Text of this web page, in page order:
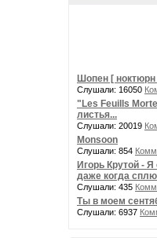
Шопен [ ноктюрн
Слушали: 16050
"Les Feuills
листья...
Слушали: 20019
Monsoon
Слушали: 854
Игорь Крутой -
даже когда сплю
Слушали: 435
Ты в моем
Слушали: 6937